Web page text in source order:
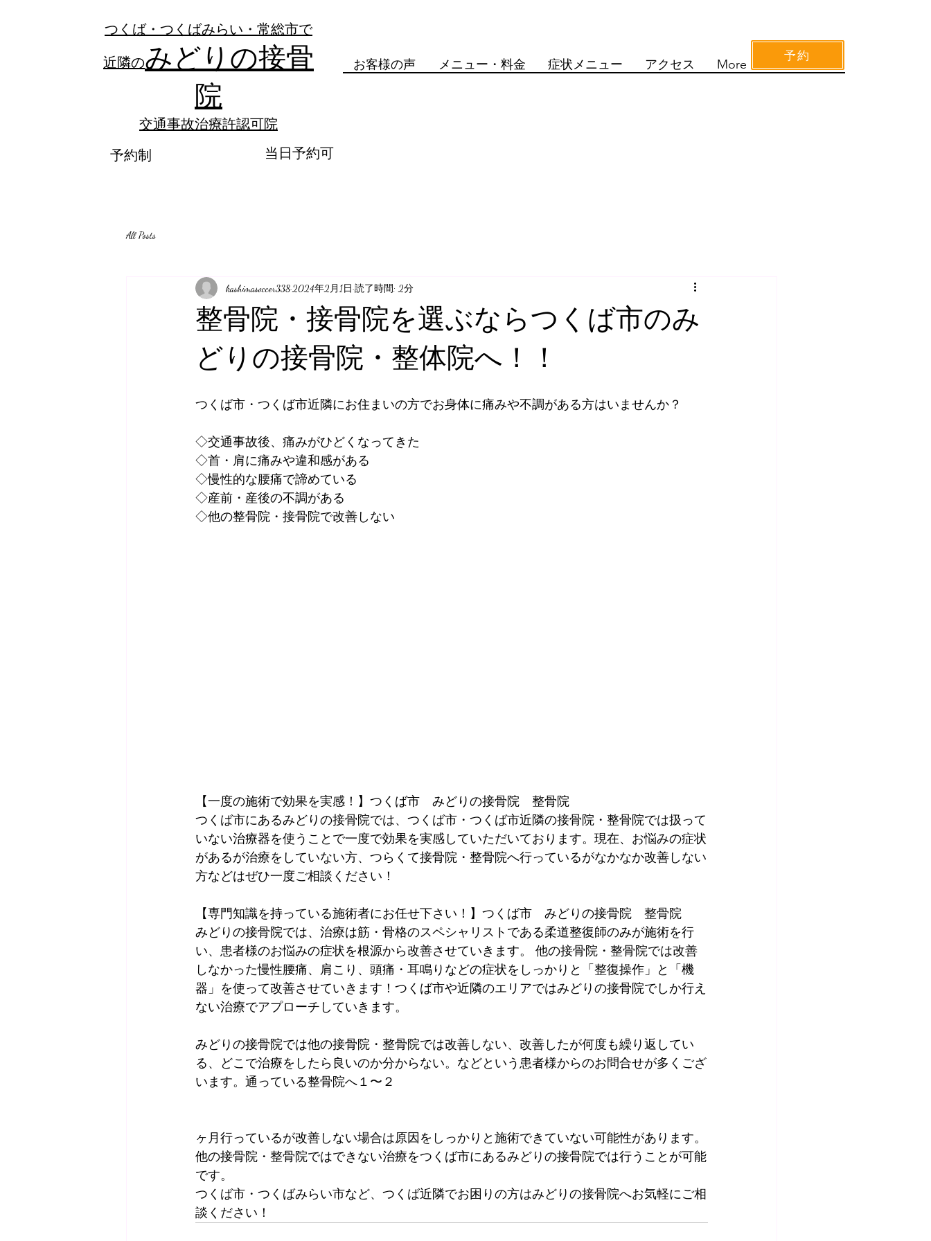
つくば・つくばみらい・常総市で
近隣のみどりの接骨
院
​交通事故治療許認可院
お客様の声 メニュー・料金 症状メニュー アクセス More
予約
予約制 当日予約可
All Posts
整骨院・接骨院を選ぶならつくば市のみ
どりの接骨院・整体院へ！！
kashimasoccer3382024年2月1日 読了時間: 2分
つくば市・つくば市近隣にお住まいの方でお身体に痛みや不調がある方はいませんか？
◇交通事故後、痛みがひどくなってきた
◇首・肩に痛みや違和感がある
◇慢性的な腰痛で諦めている
◇産前・産後の不調がある
◇他の整骨院・接骨院で改善しない
【一度の施術で効果を実感！】つくば市　みどりの接骨院　整骨院
つくば市にあるみどりの接骨院では、つくば市・つくば市近隣の接骨院・整骨院では扱って
いない治療器を使うことで一度で効果を実感していただいております。現在、お悩みの症状
があるが治療をしていない方、つらくて接骨院・整骨院へ行っているがなかなか改善しない
方などはぜひ一度ご相談ください！
【専門知識を持っている施術者にお任せ下さい！】つくば市　みどりの接骨院　整骨院
みどりの接骨院では、治療は筋・骨格のスペシャリストである柔道整復師のみが施術を行
い、患者様のお悩みの症状を根源から改善させていきます。 他の接骨院・整骨院では改善
しなかった慢性腰痛、肩こり、頭痛・耳鳴りなどの症状をしっかりと「整復操作」と「機
器」を使って改善させていきます！つくば市や近隣のエリアではみどりの接骨院でしか行え
ない治療でアプローチしていきます。
みどりの接骨院では他の接骨院・整骨院では改善しない、改善したが何度も繰り返してい
る、どこで治療をしたら良いのか分からない。などという患者様からのお問合せが多くござ
います。通っている整骨院へ１〜２
ヶ月行っているが改善しない場合は原因をしっかりと施術できていない可能性があります。
他の接骨院・整骨院ではできない治療をつくば市にあるみどりの接骨院では行うことが可能
です。
​つくば市・つくばみらい市など、つくば近隣でお困りの方はみどりの接骨院へお気軽にご相
談ください！